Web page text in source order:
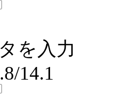
を入力
14.1